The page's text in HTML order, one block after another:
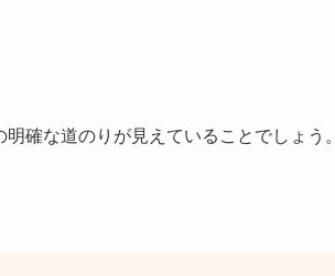
確な道のりが見えていることでしょう。